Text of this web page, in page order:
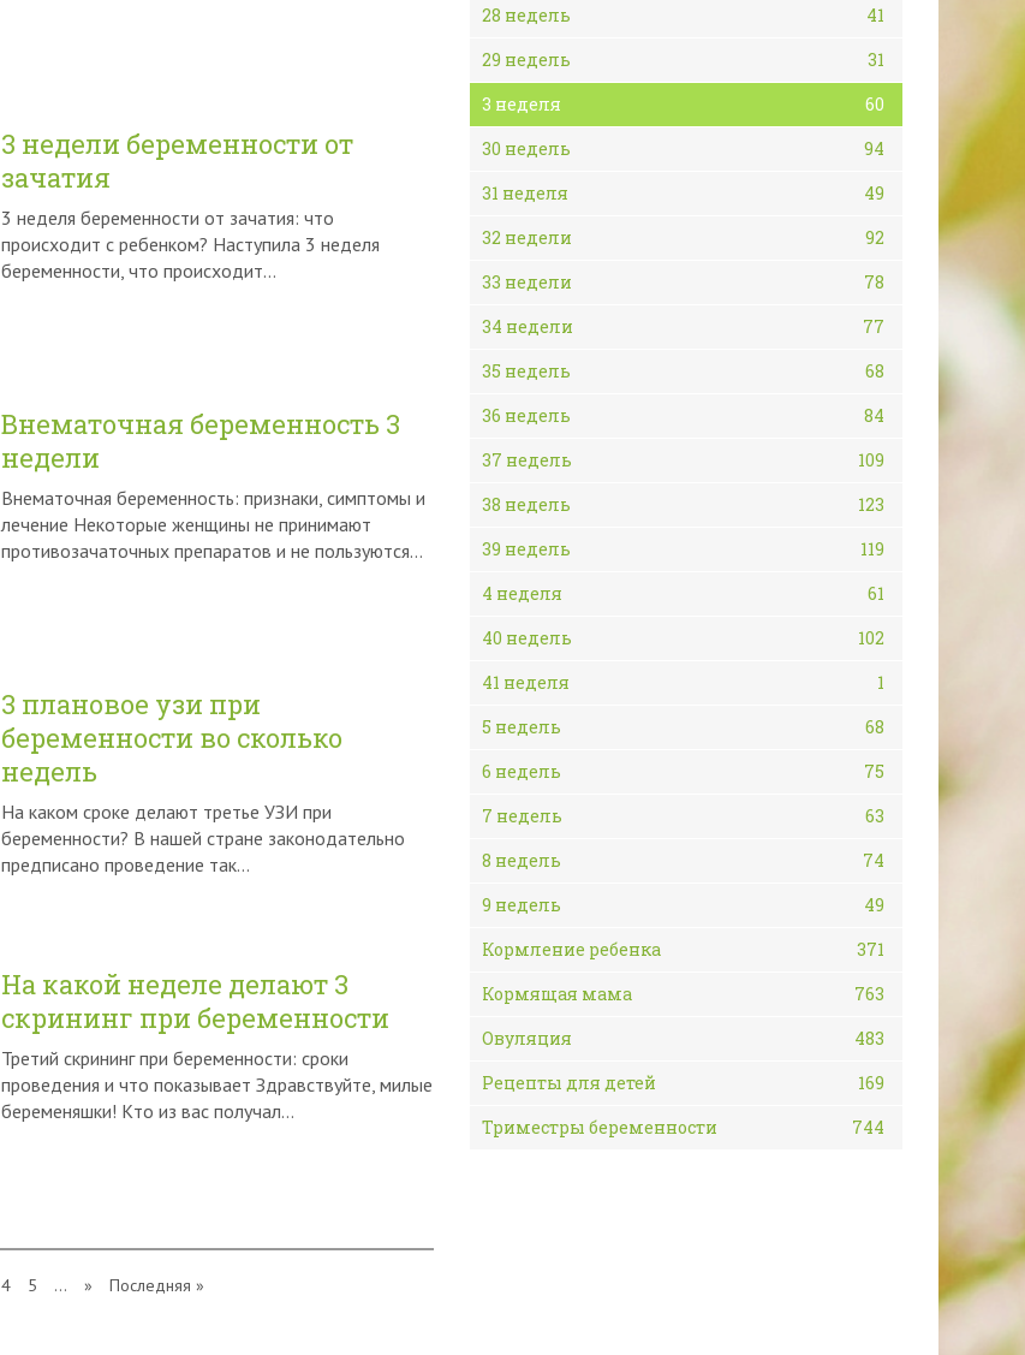
3 недели беременности от
зачатия
3 неделя беременности от зачатия: что
происходит с ребенком? Наступила 3 неделя
беременности, что происходит…
Внематочная беременность 3
недели
Внематочная беременность: признаки, симптомы и
лечение Некоторые женщины не принимают
противозачаточных препаратов и не пользуются…
3 плановое узи при
беременности во сколько
недель
На каком сроке делают третье УЗИ при
беременности? В нашей стране законодательно
предписано проведение так…
На какой неделе делают 3
скрининг при беременности
Третий скрининг при беременности: сроки
проведения и что показывает Здравствуйте, милые
беременяшки! Кто из вас получал…
4 5 ... » Последняя »
28 недель
41
29 недель
31
3 неделя
60
30 недель
94
31 неделя
49
32 недели
92
33 недели
78
34 недели
77
35 недель
68
36 недель
84
37 недель
109
38 недель
123
39 недель
119
4 неделя
61
40 недель
102
41 неделя
1
5 недель
68
6 недель
75
7 недель
63
8 недель
74
9 недель
49
Кормление ребенка
371
Кормящая мама
763
Овуляция
483
Рецепты для детей
169
Триместры беременности
744